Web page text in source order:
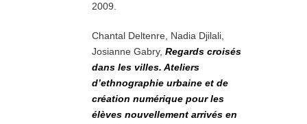
2009.
Chantal Deltenre, Nadia Djilali,
Josianne Gabry, Regards croisés
dans les villes. Ateliers
d’ethnographie urbaine et de
création numérique pour les
élèves nouvellement arrivés en